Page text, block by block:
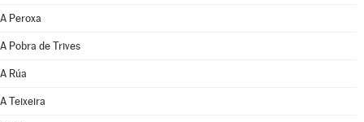
A Peroxa
A Pobra de Trives
A Rúa
A Teixeira